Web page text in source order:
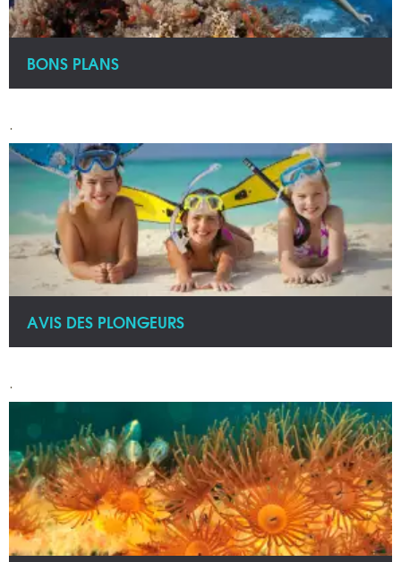
BONS PLANS
.
AVIS DES PLONGEURS
.